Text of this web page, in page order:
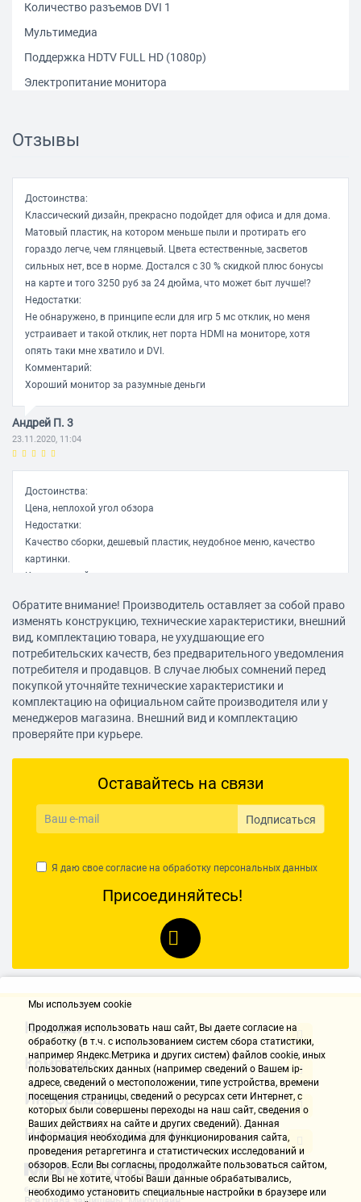
Количество разъемов DVI 1
Мультимедиа
Поддержка HDTV FULL HD (1080p)
Электропитание монитора
Цвет черный
Покрытие корпуса матовое
Размеры без подставки (ШхВхГ) 567×335.9 × 52 мм
Размеры с подставкой (ШхВхГ) 567×422.2 × 206.8 мм
Вес 3.9 кг
Вес (без подставки) 3.5 кг
Отзывы
Достоинства:
Классический дизайн, прекрасно подойдет для офиса и для дома.
Матовый пластик, на котором меньше пыли и протирать его
гораздо легче, чем глянцевый. Цвета естественные, засветов
сильных нет, все в норме. Достался с 30 % скидкой плюс бонусы
на карте и того 3250 руб за 24 дюйма, что может быт лучше!?
Недостатки:
Не обнаружено, в принципе если для игр 5 мс отклик, но меня
устраивает и такой отклик, нет порта HDMI на мониторе, хотя
опять таки мне хватило и DVI.
Комментарий:
Хороший монитор за разумные деньги
Андрей П. 3
23.11.2020, 11:04
Достоинства:
Цена, неплохой угол обзора
Недостатки:
Качество сборки, дешевый пластик, неудобное меню, качество
картинки.
Комментарий:
Попался с битым субпикселем, почти по середине монитора,
качество картинки не айс, работаю с графикой больше 7 лет и тот
же дешевый филипс 24 который стоял на работе в разы лучше.
Пластик скрипит дешевый, над меню вообще отошел от дисплея,
ножка хлипкая - качается. Не советую брать дистанционно
данную модель.
Алексей Б. 5
Большой яркий экран
Недостатки:
Sergey Tischenko 4
Цена
Недостатки:
Очень сильная неравномерность засветки если смотреть немного
снизу на экран. Для сравнения на фото самый дешевый монитор
acer купленный 10 лет назад - на нем неравномерности вообще
нет и этот монитор, который покупался в пару к старому. Если
конечно выкрутить яркость на максимум и смотреть прямо то
неравномерность не видна, но при яркости 60% процентов верх
экрана заметно темнее низа и работать не комфортно
Евсяков А. 5
23.11.2020, 11:04
Обратите внимание! Производитель оставляет за собой право
изменять конструкцию, технические характеристики, внешний
вид, комплектацию товара, не ухудшающие его
потребительских качеств, без предварительного уведомления
потребителя и продавцов. В случае любых сомнений перед
покупкой уточняйте технические характеристики и
комплектацию на официальном сайте производителя или у
менеджеров магазина. Внешний вид и комплектацию
проверяйте при курьере.
Оставайтесь на связи
Подписаться
Я даю свое согласие на обработку персональных данных
Присоединяйтесь!
Контакты
Компания
Информация
Направления доставки
Мы используем cookie
Продолжая использовать наш cайт, Вы даете согласие на
обработку (в т.ч. с использованием систем сбора статистики,
например Яндекс.Метрика и других систем) файлов cookie, иных
пользовательских данных (например сведений о Вашем ip-
адресе, сведений о местоположении, типе устройства, времени
посещения страницы, сведений о ресурсах сети Интернет, с
которых были совершены переходы на наш сайт, сведения о
Ваших действиях на сайте и других сведений). Данная
информация необходима для функционирования сайта,
проведения ретаргетинга и статистических исследований и
обзоров. Если Вы согласны, продолжайте пользоваться сайтом,
если Вы не хотите, чтобы Ваши данные обрабатывались,
необходимо установить специальные настройки в браузере или